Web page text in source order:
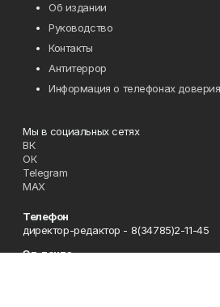
Об издании
Руководство
Контакты
Антитеррор
Информация о телефонах доверия
Мы в социальных сетях
ВК
ОК
Telegram
MAX
Телефон
директор-редактор - 8(34785)2-11-45
Эл. почта